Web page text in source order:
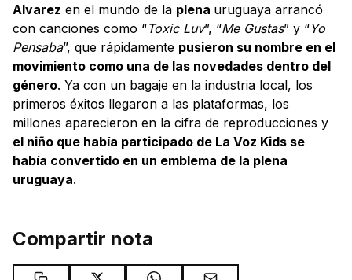
Alvarez en el mundo de la plena uruguaya arrancó
con canciones como “Toxic Luv”, “Me Gustas” y “Yo
Pensaba”, que rápidamente pusieron su nombre en el
movimiento como una de las novedades dentro del
género. Ya con un bagaje en la industria local, los
primeros éxitos llegaron a las plataformas, los
millones aparecieron en la cifra de reproducciones y
el niño que había participado de La Voz Kids se
había convertido en un emblema de la plena
uruguaya.
Compartir nota